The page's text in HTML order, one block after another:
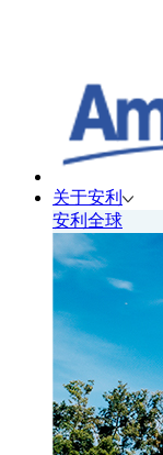
关于安利
安利全球